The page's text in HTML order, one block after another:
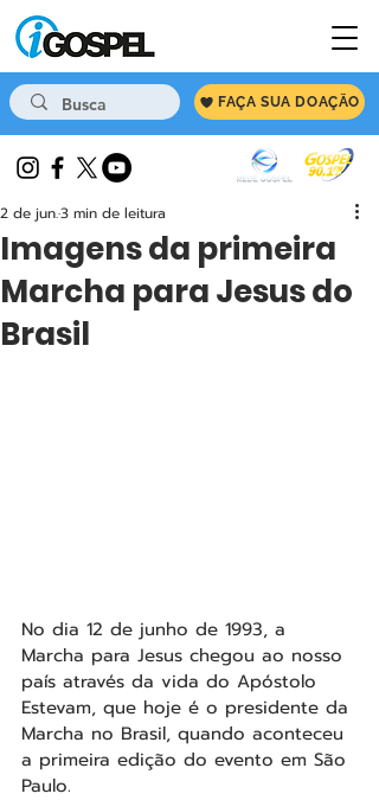
FAÇA SUA DOAÇÃO
Imagens da primeira
Marcha para Jesus do
Brasil
2 de jun.3 min de leitura
No dia 12 de junho de 1993, a
Marcha para Jesus chegou ao nosso
país através da vida do Apóstolo
Estevam, que hoje é o presidente da
Marcha no Brasil, quando aconteceu
a primeira edição do evento em São
Paulo.